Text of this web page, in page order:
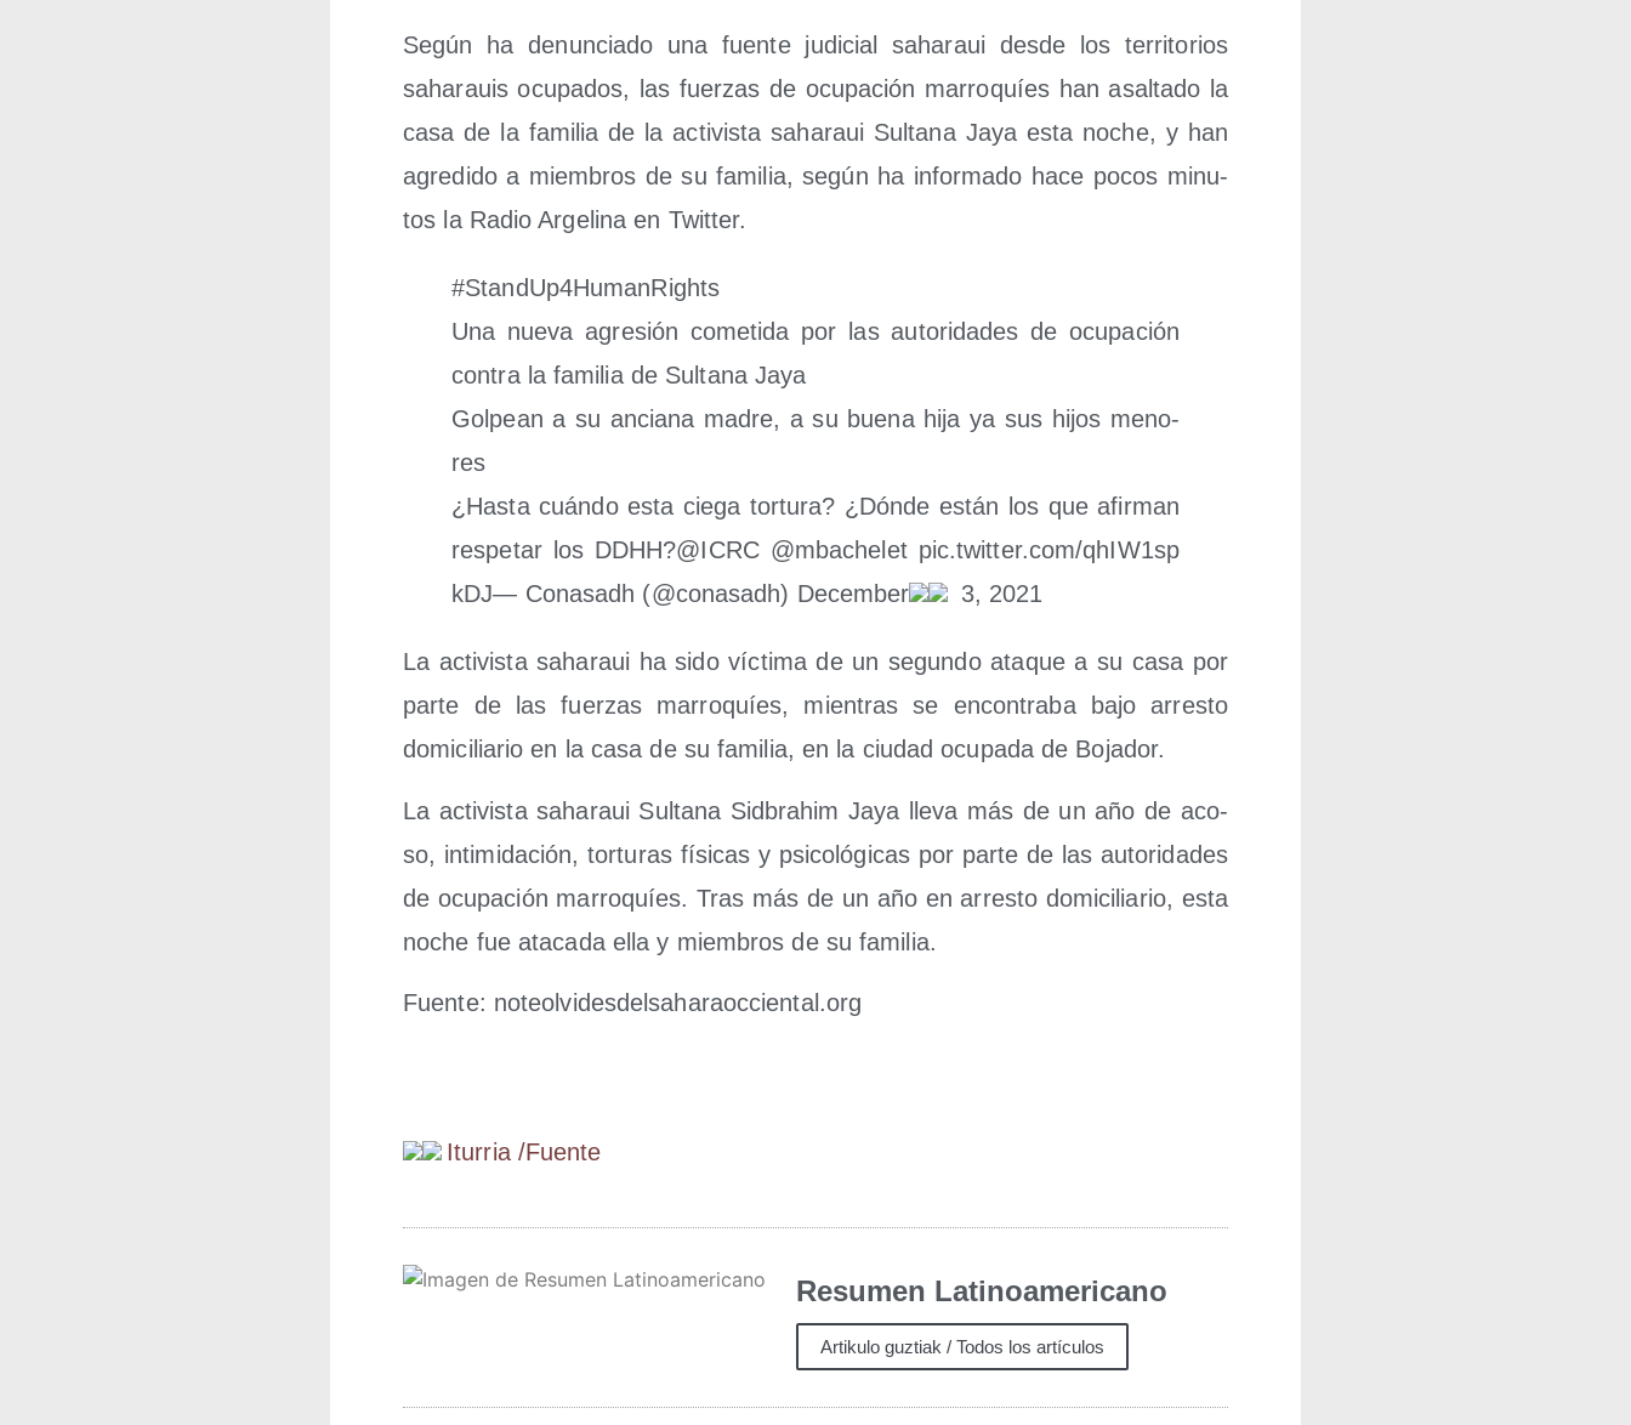
Según ha denun­cia­do una fuen­te judi­cial saha­raui des­de los terri­to­rios
saha­rauis ocu­pa­dos, las fuer­zas de ocu­pa­ción marro­quíes han asal­ta­do la
casa de la fami­lia de la acti­vis­ta saha­raui Sul­ta­na Jaya esta noche, y han
agre­di­do a miem­bros de su fami­lia, según ha infor­ma­do hace pocos minu­
tos la Radio Arge­li­na en Twitter.
#StandUp4HumanRights
Una nue­va agre­sión come­ti­da por las auto­ri­da­des de ocu­pa­ción
con­tra la fami­lia de Sul­ta­na Jaya
Gol­pean a su ancia­na madre, a su bue­na hija ya sus hijos meno­
res
¿Has­ta cuán­do esta cie­ga tor­tu­ra? ¿Dón­de están los que afir­man
res­pe­tar los DDHH?@ICRC @mbachelet pic​.twit​ter​.com/​q​h​I​W​1​s​p​
kDJ— Cona­sadh (@conasadh) Decem­ber
3, 2021
La acti­vis­ta saha­raui ha sido víc­ti­ma de un segun­do ata­que a su casa por
par­te de las fuer­zas marro­quíes, mien­tras se encon­tra­ba bajo arres­to
domi­ci­lia­rio en la casa de su fami­lia, en la ciu­dad ocu­pa­da de Bojador.
La acti­vis­ta saha­raui Sul­ta­na Sid­brahim Jaya lle­va más de un año de aco­
so, inti­mi­da­ción, tor­tu­ras físi­cas y psi­co­ló­gi­cas por par­te de las auto­ri­da­des
de ocu­pa­ción marro­quíes. Tras más de un año en arres­to domi­ci­lia­rio, esta
noche fue ata­ca­da ella y miem­bros de su familia.
Fuen­te: noteol​vi​des​del​saha​raoc​cien​tal​.org
Itu­rria /​Fuen­te
Resumen Latinoamericano
Artikulo guztiak / Todos los artículos